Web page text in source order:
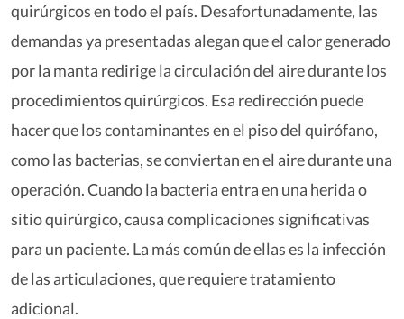
quirúrgicos en todo el país. Desafortunadamente, las
demandas ya presentadas alegan que el calor generado
por la manta redirige la circulación del aire durante los
procedimientos quirúrgicos. Esa redirección puede
hacer que los contaminantes en el piso del quirófano,
como las bacterias, se conviertan en el aire durante una
operación. Cuando la bacteria entra en una herida o
sitio quirúrgico, causa complicaciones significativas
para un paciente. La más común de ellas es la infección
de las articulaciones, que requiere tratamiento
adicional.